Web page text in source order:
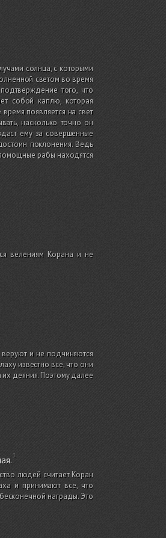
солнца, с которыми
светом во время
того, что
собой каплю, которая
появляется на свет
насколько точно он
ему за совершенные
поклонения. Ведь
рабы находятся
велениям Корана и не
веруют и не подчиняются
известно все, что они
деяния. Поэтому далее
людей считает Коран
и принимают все, что
награды. Это